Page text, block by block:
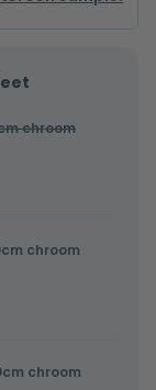
chroom
chroom
chroom